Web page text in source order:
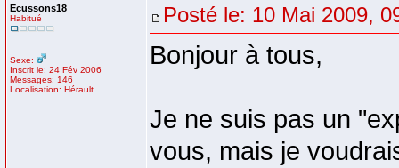
Ecussons18
Habitué
Sexe:
Inscrit le: 24 Fév 2006
Messages: 146
Localisation: Hérault
Posté le: 10 Mai 2009,
Bonjour à tous,
Je ne suis pas un
vous, mais je